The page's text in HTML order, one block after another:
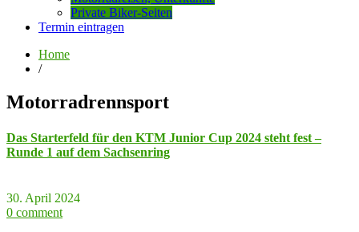
Private Biker-Seiten
Termin eintragen
Home
/
Motorradrennsport
Das Starterfeld für den KTM Junior Cup 2024 steht fest –
Runde 1 auf dem Sachsenring
30. April 2024
0 comment